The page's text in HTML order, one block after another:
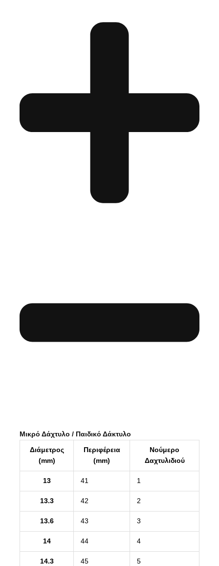
Μικρό Δάχτυλο / Παιδικό Δάκτυλο
Διάμετρος
(mm)
Περιφέρεια
(mm)
Νούμερο
Δαχτυλιδιού
13 41 1
13.3 42 2
13.6 43 3
14 44 4
14.3 45 5